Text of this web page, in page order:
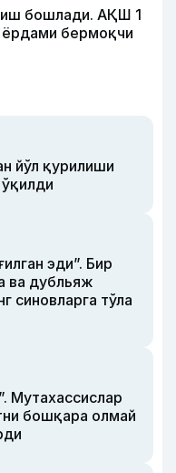
иш бошлади. АҚШ 1
ёрдами бермоқчи
йўл қурилиши
эди”. Бир
ва дубльяж
синовларга тўла
Мутахассислар
бошқара олмай